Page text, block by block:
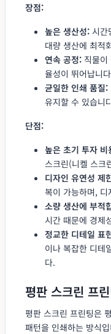
장점:
높은 생산성: 시간
대량 생산에 최적
연속 공정: 직물이
율성이 뛰어납니
균일한 인쇄 품질:
유지할 수 있습니
단점:
높은 초기 투자 비
스크린(니켈 스크
디자인 유연성 제
복이 가능하며, 디
소량 생산에 부적
시간 때문에 경제
정교한 디테일 표
이나 복잡한 디테
다.
평판 스크린 프
평판 스크린 프린팅은
패턴을 인쇄하는 방식